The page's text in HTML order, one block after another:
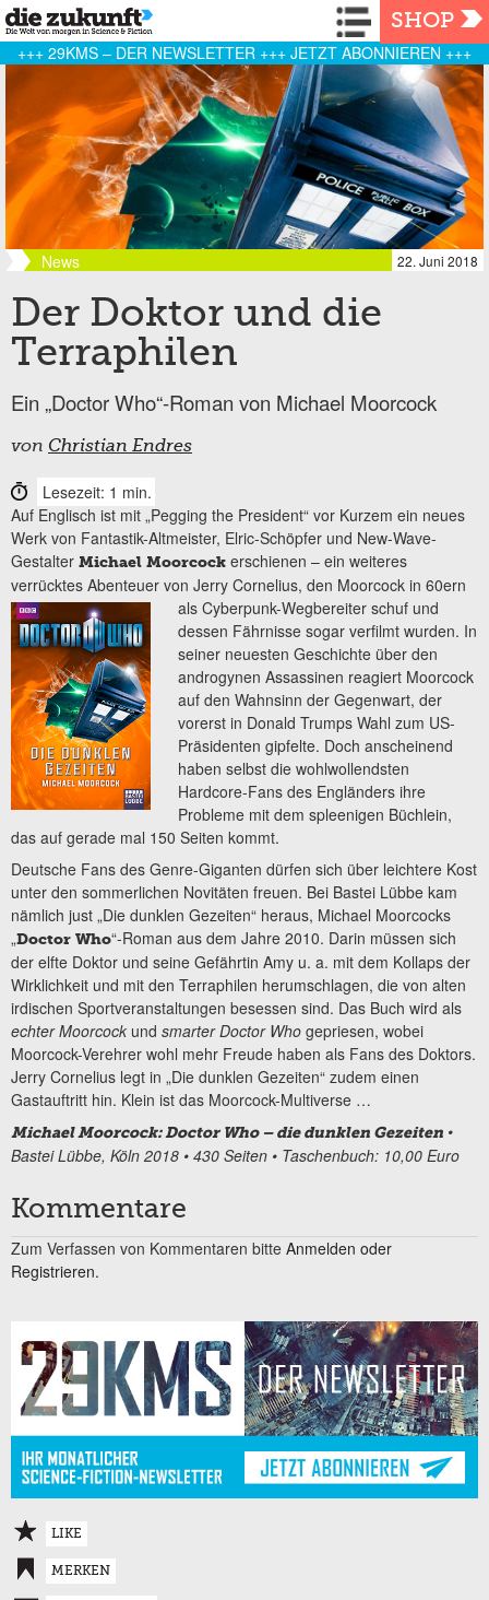
Navigation
SHOP
+++ 29KMS – DER NEWSLETTER +++ JETZT ABONNIEREN +++
News 22. Juni 2018
Der Doktor und die
Terraphilen
Ein „Doctor Who“-Roman von Michael Moorcock
von Christian Endres
Lesezeit: 1 min.
Auf Englisch ist mit „Pegging the President“ vor Kurzem ein neues
Werk von Fantastik-Altmeister, Elric-Schöpfer und New-Wave-
Gestalter Michael Moorcock erschienen – ein weiteres
verrücktes Abenteuer von Jerry Cornelius, den Moorcock in 60ern
als Cyberpunk-Wegbereiter schuf und
dessen Fährnisse sogar verfilmt wurden. In
seiner neuesten Geschichte über den
androgynen Assassinen reagiert Moorcock
auf den Wahnsinn der Gegenwart, der
vorerst in Donald Trumps Wahl zum US-
Präsidenten gipfelte. Doch anscheinend
haben selbst die wohlwollendsten
Hardcore-Fans des Engländers ihre
Probleme mit dem spleenigen Büchlein,
das auf gerade mal 150 Seiten kommt.
Deutsche Fans des Genre-Giganten dürfen sich über leichtere Kost
unter den sommerlichen Novitäten freuen. Bei Bastei Lübbe kam
nämlich just „Die dunklen Gezeiten“ heraus, Michael Moorcocks
„Doctor Who“-Roman aus dem Jahre 2010. Darin müssen sich
der elfte Doktor und seine Gefährtin Amy u. a. mit dem Kollaps der
Wirklichkeit und mit den Terraphilen herumschlagen, die von alten
irdischen Sportveranstaltungen besessen sind. Das Buch wird als
echter Moorcock und smarter Doctor Who gepriesen, wobei
Moorcock-Verehrer wohl mehr Freude haben als Fans des Doktors.
Jerry Cornelius legt in „Die dunklen Gezeiten“ zudem einen
Gastauftritt hin. Klein ist das Moorcock-Multiverse …
Michael Moorcock: Doctor Who – die dunklen Gezeiten •
Bastei Lübbe, Köln 2018 • 430 Seiten • Taschenbuch: 10,00 Euro
Kommentare
Zum Verfassen von Kommentaren bitte Anmelden oder
Registrieren.
LIKE
MERKEN